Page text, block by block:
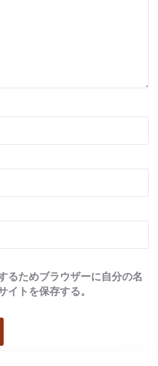
るためブラウザーに自分の名
イトを保存する。